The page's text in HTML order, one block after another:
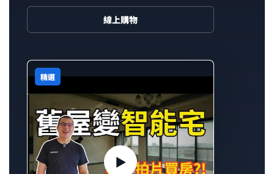
Aqara
灣
官
方
線上購物
▶
精選